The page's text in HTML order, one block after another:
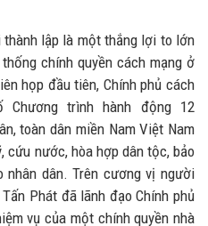
lập là một thắng lợi to lớn
chính quyền cách mạng ở
họp đầu tiên, Chính phủ cách
trình hành động 12
toàn dân miền Nam Việt Nam
cứu nước, hòa hợp dân tộc, bảo
nhân dân. Trên cương vị người
Phát đã lãnh đạo Chính phủ
vụ của một chính quyền nhà